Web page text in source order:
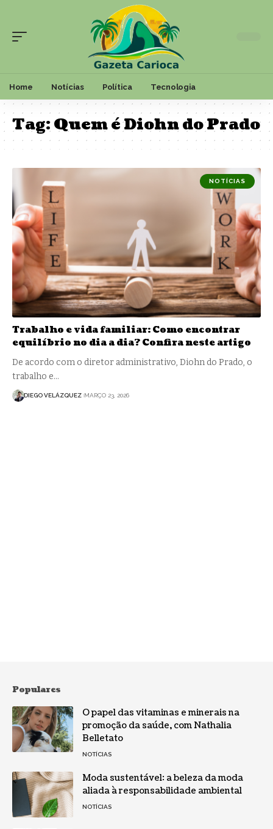
Home Notícias Política Tecnologia
Tag:Quem é Diohn do Prado
NOTÍCIAS
Trabalho e vida familiar: Como encontrar
equilíbrio no dia a dia? Confira neste artigo
De acordo com o diretor administrativo, Diohn do Prado, o
trabalho e…
DIEGO VELÁZQUEZ MARÇO 23, 2026
Populares
O papel das vitaminas e minerais na
promoção da saúde, com Nathalia
Belletato
NOTÍCIAS
Moda sustentável: a beleza da moda
aliada à responsabilidade ambiental
NOTÍCIAS